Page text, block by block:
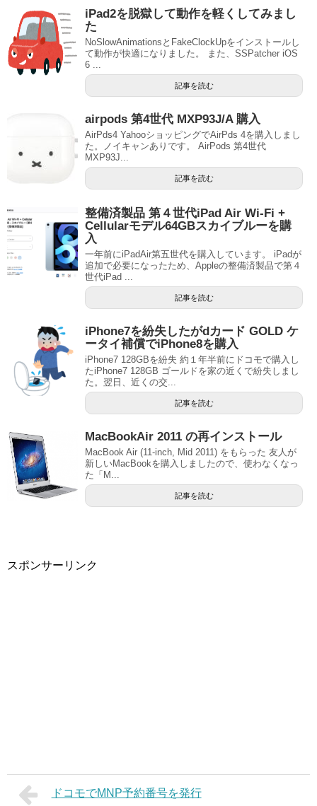
iPad2を脱獄して動作を軽くしてみまし
た
NoSlowAnimationsとFakeClockUpをインストールし
て動作が快適になりました。 また、SSPatcher iOS
6 ...
記事を読む
airpods 第4世代 MXP93J/A 購入
AirPds4 YahooショッピングでAirPds 4を購入しまし
た。ノイキャンありです。 AirPods 第4世代
MXP93J...
記事を読む
整備済製品 第４世代iPad Air Wi-Fi +
Cellularモデル64GBスカイブルーを購
入
一年前にiPadAir第五世代を購入しています。 iPadが
追加で必要になったため、Appleの整備済製品で第４
世代iPad ...
記事を読む
iPhone7を紛失したがdカード GOLD ケ
ータイ補償でiPhone8を購入
iPhone7 128GBを紛失 約１年半前にドコモで購入し
たiPhone7 128GB ゴールドを家の近くで紛失しまし
た。翌日、近くの交...
記事を読む
MacBookAir 2011 の再インストール
MacBook Air (11-inch, Mid 2011) をもらった 友人が
新しいMacBookを購入しましたので、使わなくなっ
た「M...
記事を読む
スポンサーリンク
ドコモでMNP予約番号を発行